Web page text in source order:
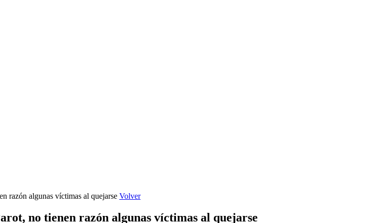
razón algunas víctimas al quejarse Volver
no tienen razón algunas víctimas al quejarse